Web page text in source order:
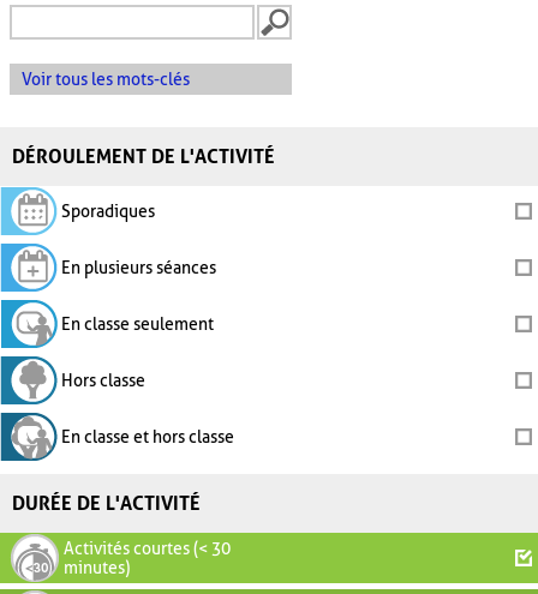
Voir tous les mots-clés
DÉROULEMENT DE L'ACTIVITÉ
Sporadiques
En plusieurs séances
En classe seulement
Hors classe
En classe et hors classe
DURÉE DE L'ACTIVITÉ
Activités courtes (< 30
minutes)